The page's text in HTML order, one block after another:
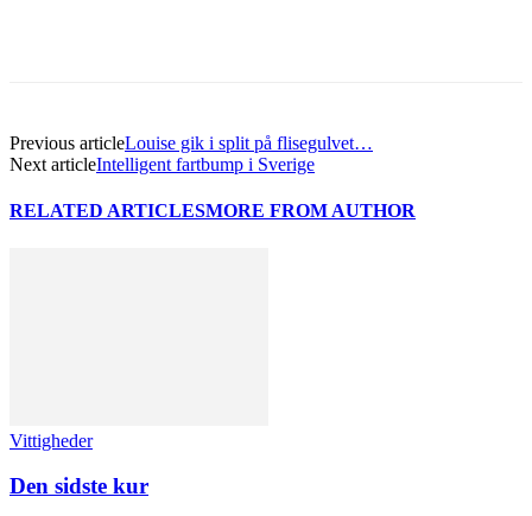
Previous articleLouise gik i split på flisegulvet…
Next articleIntelligent fartbump i Sverige
RELATED ARTICLESMORE FROM AUTHOR
Vittigheder
Den sidste kur